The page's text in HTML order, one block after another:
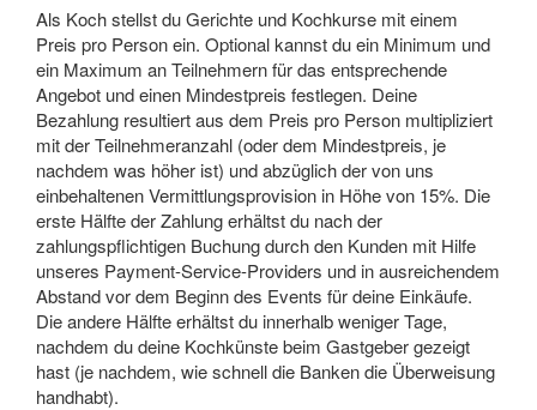
Als Koch stellst du Gerichte und Kochkurse mit einem
Preis pro Person ein. Optional kannst du ein Minimum und
ein Maximum an Teilnehmern für das entsprechende
Angebot und einen Mindestpreis festlegen. Deine
Bezahlung resultiert aus dem Preis pro Person multipliziert
mit der Teilnehmeranzahl (oder dem Mindestpreis, je
nachdem was höher ist) und abzüglich der von uns
einbehaltenen Vermittlungsprovision in Höhe von 15%. Die
erste Hälfte der Zahlung erhältst du nach der
zahlungspflichtigen Buchung durch den Kunden mit Hilfe
unseres Payment-Service-Providers und in ausreichendem
Abstand vor dem Beginn des Events für deine Einkäufe.
Die andere Hälfte erhältst du innerhalb weniger Tage,
nachdem du deine Kochkünste beim Gastgeber gezeigt
hast (je nachdem, wie schnell die Banken die Überweisung
handhabt).